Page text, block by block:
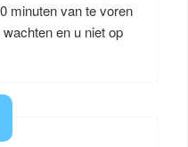
minuten van te voren
en u niet op